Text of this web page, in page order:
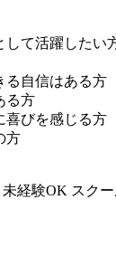
て活躍したい
自信はある方
る方
びを感じる方
方
未経験OK スク